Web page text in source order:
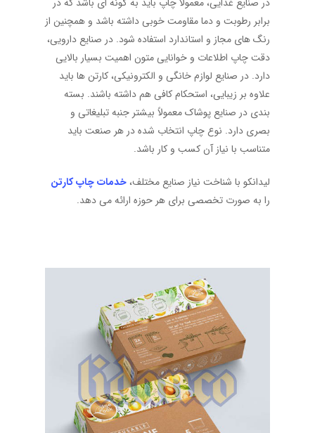
برابر رطوبت و دما مقاومت خوبی داشته باشد و همچنین از
رنگ های مجاز و استاندارد استفاده شود. در صنایع دارویی،
دقت چاپ اطلاعات و خوانایی متون اهمیت بسیار بالایی
دارد. در صنایع لوازم خانگی و الکترونیکی، کارتن ها باید
علاوه بر زیبایی، استحکام کافی هم داشته باشند. بسته
بندی در صنایع پوشاک معمولاً بیشتر جنبه تبلیغاتی و
بصری دارد. نوع چاپ انتخاب شده در هر صنعت باید
متناسب با نیاز آن کسب و کار باشد.
لیدانکو با شناخت نیاز صنایع مختلف، خدمات چاپ کارتن
را به صورت تخصصی برای هر حوزه ارائه می دهد.